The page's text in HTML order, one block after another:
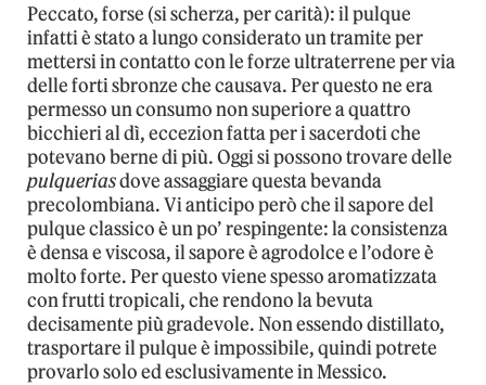
Peccato, forse (si scherza, per carità): il pulque
infatti è stato a lungo considerato un tramite per
mettersi in contatto con le forze ultraterrene per via
delle forti sbronze che causava. Per questo ne era
permesso un consumo non superiore a quattro
bicchieri al dì, eccezion fatta per i sacerdoti che
potevano berne di più. Oggi si possono trovare delle
pulqueriasdove assaggiare questa bevanda
precolombiana. Vi anticipo però che il sapore del
pulque classico è un po’ respingente: la consistenza
è densa e viscosa, il sapore è agrodolce e l’odore è
molto forte. Per questo viene spesso aromatizzata
con frutti tropicali, che rendono la bevuta
decisamente più gradevole. Non essendo distillato,
trasportare il pulque è impossibile, quindi potrete
provarlo solo ed esclusivamente in Messico.